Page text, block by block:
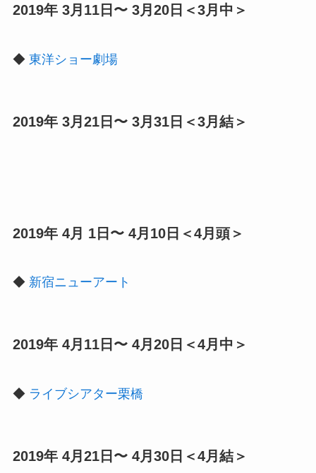
2019年 3月11日〜 3月20日＜3月中＞
◆ 東洋ショー劇場
2019年 3月21日〜 3月31日＜3月結＞
2019年 4月 1日〜 4月10日＜4月頭＞
◆ 新宿ニューアート
2019年 4月11日〜 4月20日＜4月中＞
◆ ライブシアター栗橋
2019年 4月21日〜 4月30日＜4月結＞